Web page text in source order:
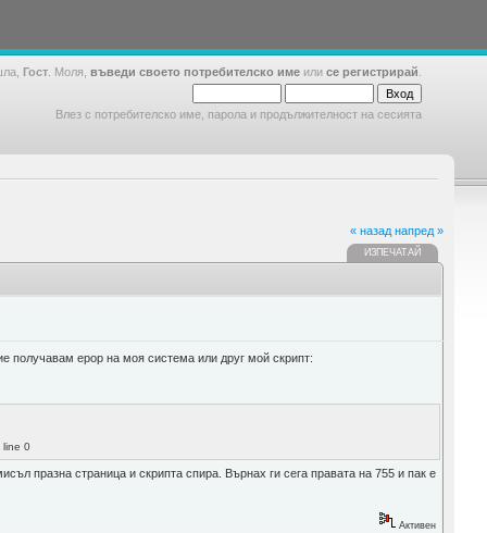
Гост . Моля, въведи своето потребителско име или се регистрирай
Влез с потребителско име, парола и продължителност на сесията
« назад напред »
ИЗПЕЧАТАЙ
получавам ерор на моя система или друг мой скрипт:
line 0
празна страница и скрипта спира. Върнах ги сега правата на 755 и пак е
Активен